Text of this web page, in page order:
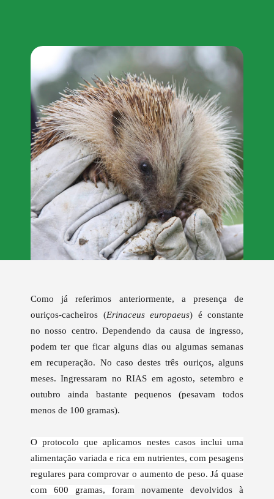
Como já referimos anteriormente, a presença de
ouriços-cacheiros (Erinaceus europaeus) é constante
no nosso centro. Dependendo da causa de ingresso,
podem ter que ficar alguns dias ou algumas semanas
em recuperação. No caso destes três ouriços, alguns
meses. Ingressaram no RIAS em agosto, setembro e
outubro ainda bastante pequenos (pesavam todos
menos de 100 gramas).
O protocolo que aplicamos nestes casos inclui uma
alimentação variada e rica em nutrientes, com pesagens
regulares para comprovar o aumento de peso. Já quase
com 600 gramas, foram novamente devolvidos à